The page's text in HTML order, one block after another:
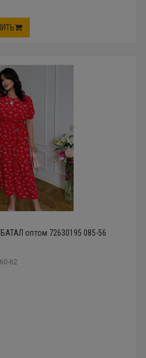
оптом 72630195 085-56
62